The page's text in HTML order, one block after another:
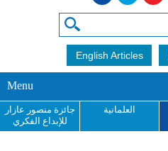
English Articles
Menu
العلمانية
جائزة منصور عازار
للإبداع الفكري